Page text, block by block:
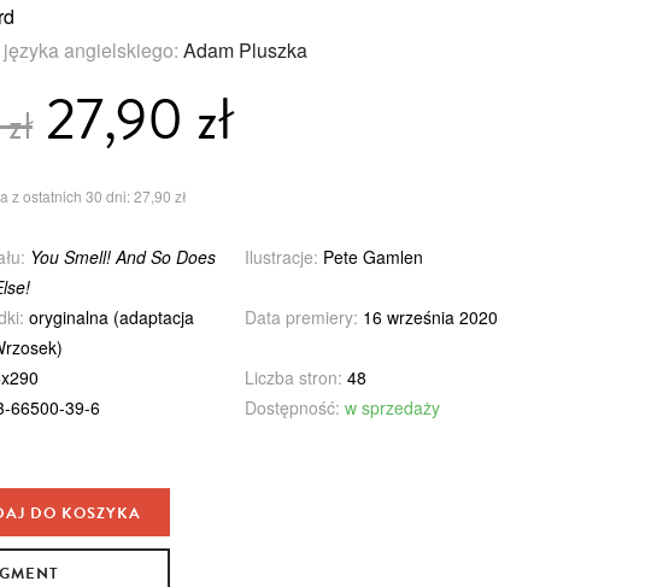
języka angielskiego: Adam Pluszka
27,90 zł
z ostatnich 30 dni: 27,90 zł
You Smell! And So Does
Ilustracje: Pete Gamlen
oryginalna (adaptacja
Data premiery: 16 września 2020
Liczba stron: 48
66500-39-6 Dostępność: w sprzedaży
DO KOSZYKA